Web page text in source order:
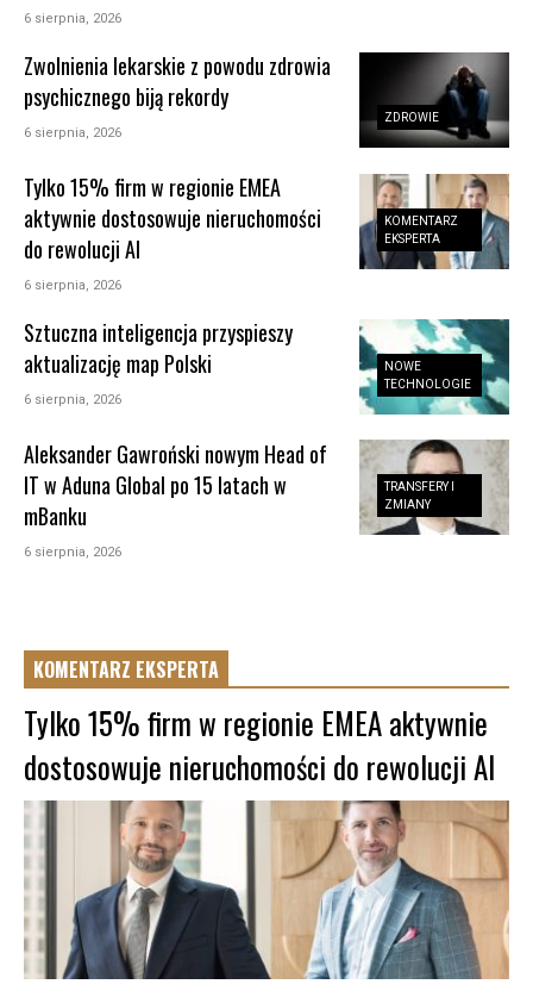
6 sierpnia, 2026
ZDROWIE
Zwolnienia lekarskie z powodu zdrowia
psychicznego biją rekordy
6 sierpnia, 2026
KOMENTARZ
EKSPERTA
Tylko 15% firm w regionie EMEA
aktywnie dostosowuje nieruchomości
do rewolucji AI
6 sierpnia, 2026
NOWE
TECHNOLOGIE
Sztuczna inteligencja przyspieszy
aktualizację map Polski
6 sierpnia, 2026
TRANSFERY I
ZMIANY
Aleksander Gawroński nowym Head of
IT w Aduna Global po 15 latach w
mBanku
6 sierpnia, 2026
KOMENTARZ EKSPERTA
Tylko 15% firm w regionie EMEA aktywnie
dostosowuje nieruchomości do rewolucji AI